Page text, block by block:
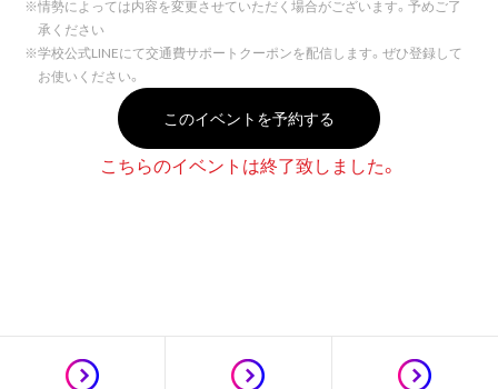
※情勢によっては内容を変更させていただく場合がございます。予めご了
承ください
※学校公式LINEにて交通費サポートクーポンを配信します。ぜひ登録して
お使いください。
このイベントを予約する
こちらのイベントは終了致しました。